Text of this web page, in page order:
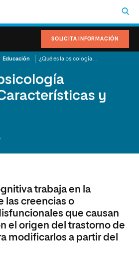
SOLICITA INFORMACIÓN
Educación
y
trabaja en la
las creencias o
que causan
el origen del trastorno de
modificarlos a partir del